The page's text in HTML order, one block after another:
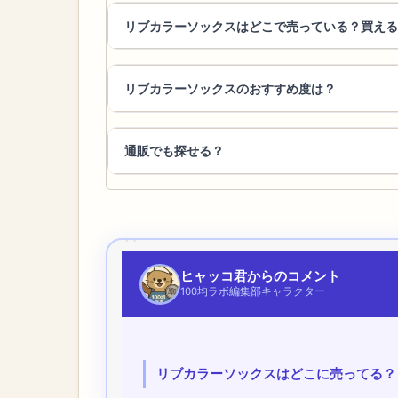
リブカラーソックスはどこで売っている？買え
リブカラーソックスのおすすめ度は？
通販でも探せる？
ヒャッコ君からのコメント
100均ラボ編集部キャラクター
リブカラーソックスはどこに売ってる？